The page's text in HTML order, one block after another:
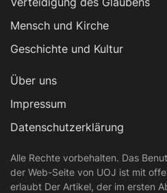
Mensch und Kirche
Geschichte und Kultur
Über uns
Impressum
Datenschutzerklärung
Alle Rechte vorbehalten. Das
der Web-Seite von UOJ ist mit
erlaubt Der Artikel, der im ersten